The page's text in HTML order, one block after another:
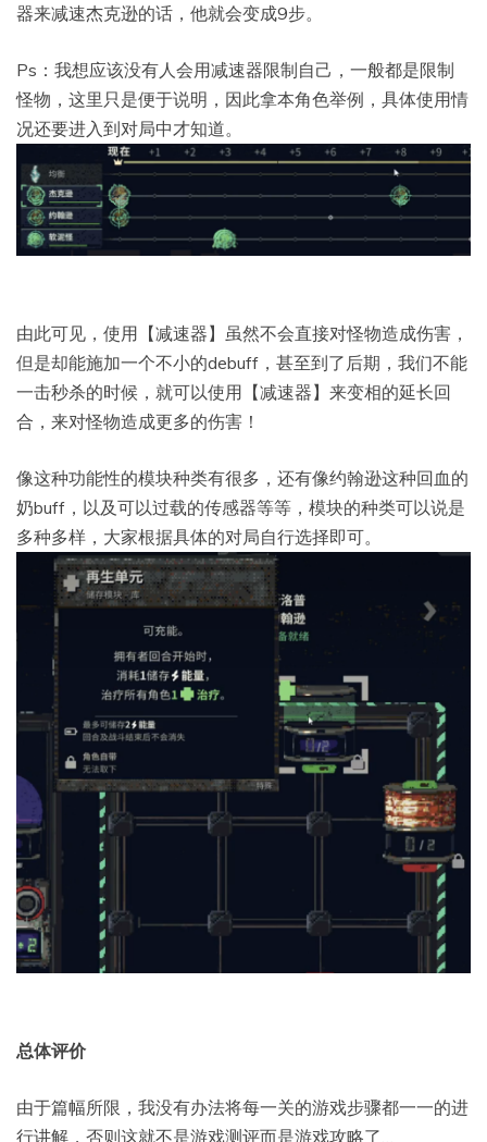
器来减速杰克逊的话，他就会变成9步。
Ps：我想应该没有人会用减速器限制自己，一般都是限制
怪物，这里只是便于说明，因此拿本角色举例，具体使用情
况还要进入到对局中才知道。
由此可见，使用【减速器】虽然不会直接对怪物造成伤害，
但是却能施加一个不小的debuff，甚至到了后期，我们不能
一击秒杀的时候，就可以使用【减速器】来变相的延长回
合，来对怪物造成更多的伤害！
像这种功能性的模块种类有很多，还有像约翰逊这种回血的
奶buff，以及可以过载的传感器等等，模块的种类可以说是
多种多样，大家根据具体的对局自行选择即可。
总体评价
由于篇幅所限，我没有办法将每一关的游戏步骤都一一的进
行讲解，否则这就不是游戏测评而是游戏攻略了…